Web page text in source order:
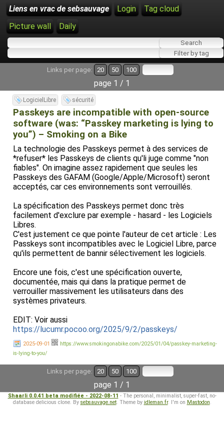
Liens en vrac de sebsauvage Login
Tag cloud
Picture wall
Daily
Links per page: 20 50 100
page 1 / 1
LogicielLibre sécurité
Passkeys are incompatible with open-source
software (was: “Passkey marketing is lying to
you”) – Smoking on a Bike
La technologie des Passkeys permet à des services de
*refuser* les Passkeys de clients qu'li juge comme "non
fiables". On imagine assez rapidement que seules les
Passkeys des GAFAM (Google/Apple/Microsoft) seront
acceptés, car ces environnements sont verrouillés.
La spécification des Passkeys permet donc très
facilement d'exclure par exemple - hasard - les Logiciels
Libres.
C'est justement ce que pointe l'auteur de cet article : Les
Passkeys sont incompatibles avec le Logiciel Libre, parce
qu'ils permettent de bannir sélectivement les logiciels.
Encore une fois, c'est une spécification ouverte,
documentée, mais qui dans la pratique permet de
verrouiller massivement les utilisateurs dans des
systèmes privateurs.
EDIT: Voir aussi
https://lucumr.pocoo.org/2025/9/2/passkeys/
2025-09-01
https://www.smokingonabike.com/2025/01/04/passkey-marketing-
is-lying-to-you/
Links per page: 20 50 100
page 1 / 1
Shaarli 0.0.41 beta modifiée - 2022-08-11 - The personal, minimalist, super-fast, no-
database delicious clone. By sebsauvage.net. Theme by idleman.fr. I'm on Mastodon.